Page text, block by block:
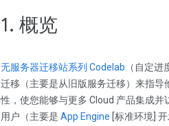
1. 概览
无服务器迁移站系列 Codelab （自定
迁移（主要是从旧版服务迁移）来指
性，使您能够与更多 Cloud 产品集成
用户（主要是 App Engine [标准环境]